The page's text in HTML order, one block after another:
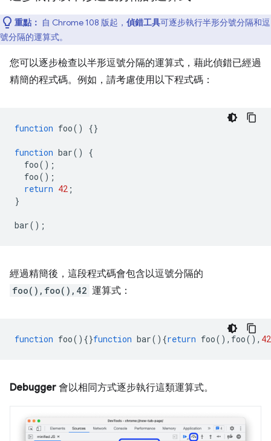
重點： 自 Chrome 108 版起， 偵錯工具可逐步執行半形分號分隔和逗
號分隔的運算式。
您可以逐步檢查以半形逗號分隔的運算式，藉此偵錯已經過
精簡的程式碼。例如，請考慮使用以下程式碼：
function foo() {}
function bar()
{
foo();
foo();
return 42 ;
}
bar();
經過精簡後，這段程式碼會包含以逗號分隔的
foo(),foo(),42 運算式：
function foo(){}function bar(){return foo(), foo(), 42
Debugger 會以相同方式逐步執行這類運算式。